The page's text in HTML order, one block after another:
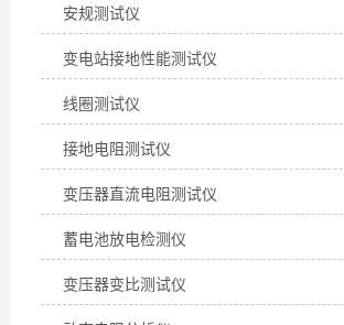
安规测试仪
变电站接地性能测试仪
线圈测试仪
接地电阻测试仪
变压器直流电阻测试仪
蓄电池放电检测仪
变压器变比测试仪